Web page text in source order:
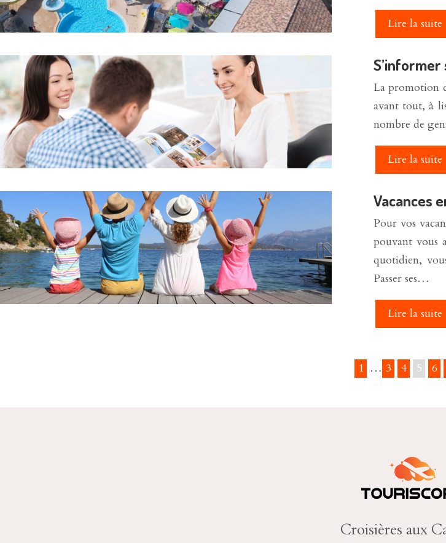
Lire la suite
La promotion
avant tout, à
nombre de
Lire la suite
Vacances
Pour vos
pouvant vous
quotidien,
Passer ses…
Lire la suite
1 … 3 4 5 6
Croisières aux